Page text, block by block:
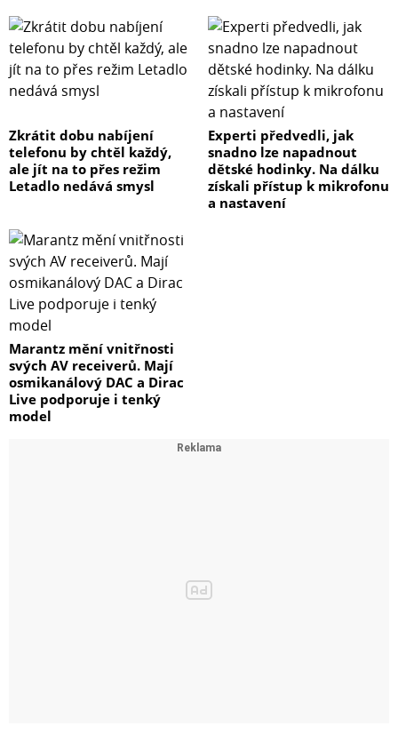
Zkrátit dobu nabíjení
telefonu by chtěl každý,
ale jít na to přes režim
Letadlo nedává smysl
Experti předvedli, jak
snadno lze napadnout
dětské hodinky. Na dálku
získali přístup k mikrofonu
a nastavení
Marantz mění vnitřnosti
svých AV receiverů. Mají
osmikanálový DAC a Dirac
Live podporuje i tenký
model